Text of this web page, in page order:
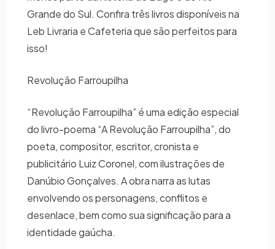
Grande do Sul. Confira três livros disponíveis na
Leb Livraria e Cafeteria que são perfeitos para
isso!
Revolução Farroupilha
“Revolução Farroupilha” é uma edição especial
do livro-poema “A Revolução Farroupilha”, do
poeta, compositor, escritor, cronista e
publicitário Luiz Coronel, com ilustrações de
Danúbio Gonçalves. A obra narra as lutas
envolvendo os personagens, conflitos e
desenlace, bem como sua significação para a
identidade gaúcha.